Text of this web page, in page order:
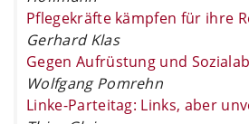
Pflegekräfte kämpfen für ihre
Gerhard Klas
Gegen Aufrüstung und
Wolfgang Pomrehn
Linke-Parteitag: Links, aber